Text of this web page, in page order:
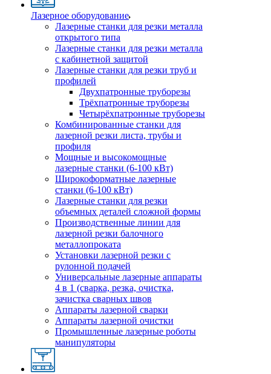
Лазерное оборудование
Лазерные станки для резки металла
открытого типа
Лазерные станки для резки металла
с кабинетной защитой
Лазерные станки для резки труб и
профилей
Двухпатронные труборезы
Трёхпатронные труборезы
Четырёхпатронные труборезы
Комбинированные станки для
лазерной резки листа, трубы и
профиля
Мощные и высокомощные
лазерные станки (6-100 кВт)
Широкоформатные лазерные
станки (6-100 кВт)
Лазерные станки для резки
объемных деталей сложной формы
Производственные линии для
лазерной резки балочного
металлопроката
Установки лазерной резки с
рулонной подачей
Универсальные лазерные аппараты
4 в 1 (сварка, резка, очистка,
зачистка сварных швов
Аппараты лазерной сварки
Аппараты лазерной очистки
Промышленные лазерные роботы
манипуляторы